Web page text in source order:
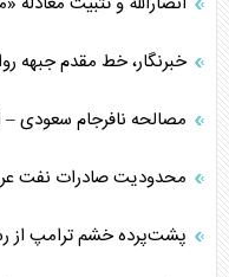
خبرنگار، خط مقدم جبهه
مصالحه نافرجام سعودی –
محدودیت صادرات نفت
پشت‌پرده خشم ترامپ از